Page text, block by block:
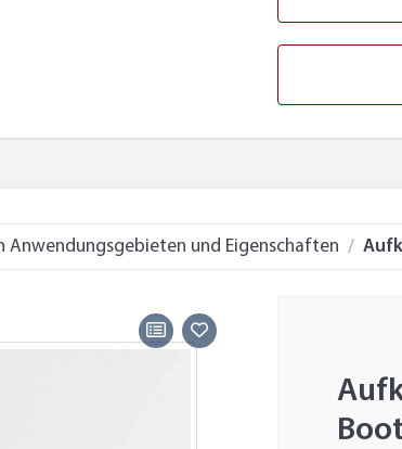
Anwendungsgebieten und Eigenschaften